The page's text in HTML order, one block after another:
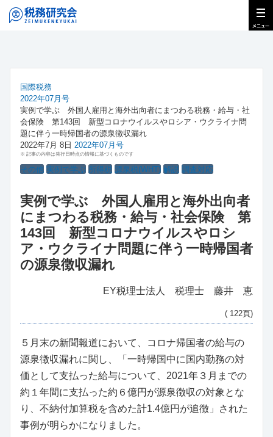
国際税務
2022年07月号
実例で学ぶ 外国人雇用と海外出向者にまつわる税務・給与・社
会保険 第143回 新型コロナウイルスやロシア・ウクライナ問
題に伴う一時帰国者の源泉徴収漏れ
2022年7月 8日 2022年07月号
※ 記事の内容は発行日時点の情報に基づくものです
その他 実例で学ぶ 所得税 源泉税(WHT) 解説 調査対応
実例で学ぶ 外国人雇用と海外出向者
にまつわる税務・給与・社会保険 第
143回 新型コロナウイルスやロシ
ア・ウクライナ問題に伴う一時帰国者
の源泉徴収漏れ
EY税理士法人 税理士 藤井 恵
( 122頁)
５月末の新聞報道において、コロナ帰国者の給与の
源泉徴収漏れに関し、「一時帰国中に国内勤務の対
価として支払った給与について、2021年３月までの
約１年間に支払った約６億円が源泉徴収の対象とな
り、不納付加算税を含めた計1.4億円が追徴」された
事例が明らかになりました。